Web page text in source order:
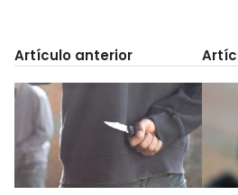
Artículo anterior